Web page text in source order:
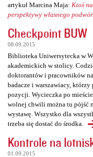
artykuł Marcina Maja: Ktoś
perspektywy własnego
Checkpoint BUW
08.09.2015
Biblioteka Uniwersytecka w
akademickich w stolicy.
doktorantów i pracowników
badacze i warszawiacy,
pozycji. Wycieczka po
wolnej chwili można tu pójść
wystawę. Wszystko dla
trzeba się dostać do środka.
Kontrole na
01.09.2015